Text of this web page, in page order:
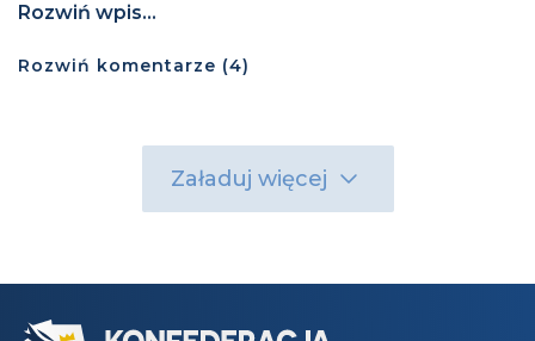
Rozwiń wpis...
Rozwiń komentarze (4)
Załaduj więcej